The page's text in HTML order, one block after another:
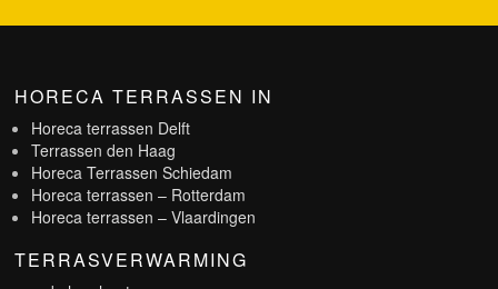
HORECA TERRASSEN IN
Horeca terrassen Delft
Terrassen den Haag
Horeca Terrassen Schiedam
Horeca terrassen – Rotterdam
Horeca terrassen – Vlaardingen
TERRASVERWARMING